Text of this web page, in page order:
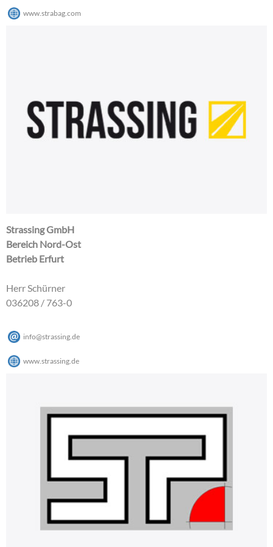
www.strabag.com
Strassing GmbH
Bereich Nord-Ost
Betrieb Erfurt
Herr Schürner
036208 / 763-0
info@strassing.de
www.strassing.de